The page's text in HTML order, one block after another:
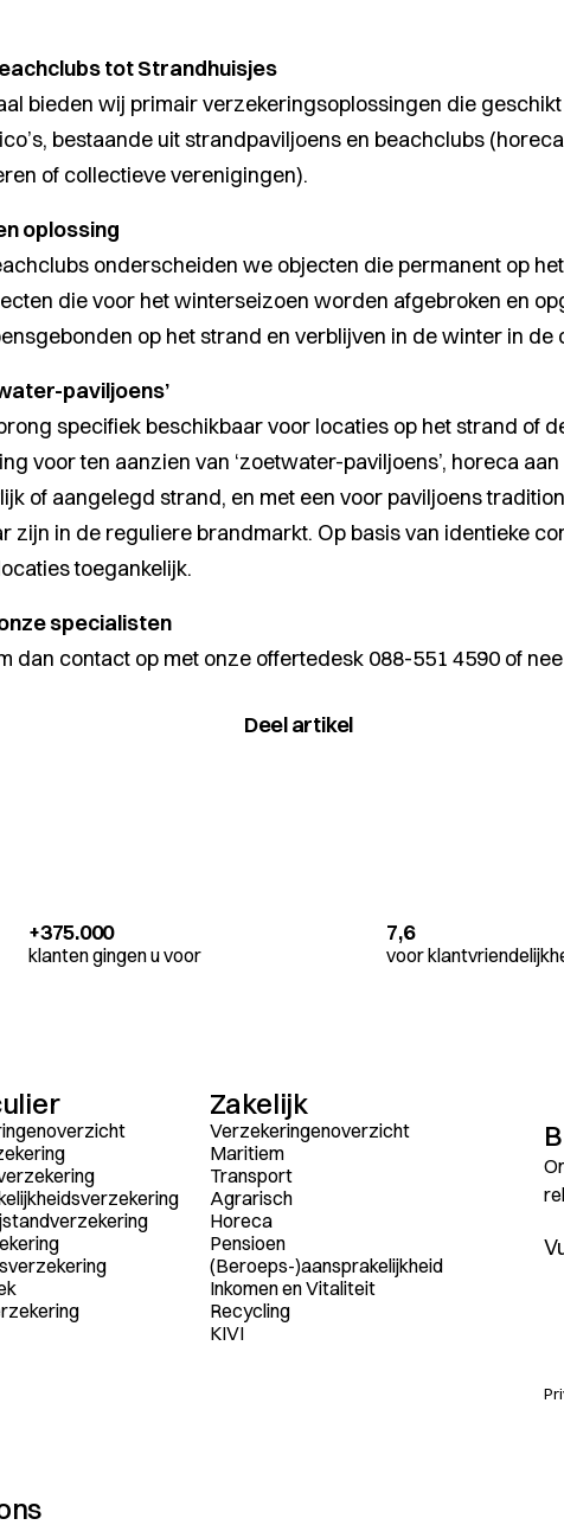
tot Strandhuisjes
bieden wij primair verzekeringsoplossingen die geschikt
bestaande uit strandpaviljoens en beachclubs
of collectieve verenigingen).
oplossing
onderscheiden we objecten die permanent op
die voor het winterseizoen worden afgebroken en
op het strand en verblijven in de winter in de
paviljoens’
specifiek beschikbaar voor locaties op het strand of
voor ten aanzien van ‘zoetwater-paviljoens’, horeca
of aangelegd strand, en met een voor paviljoens
zijn in de reguliere brandmarkt. Op basis van identieke
toegankelijk.
specialisten
dan contact op met onze offertedesk 088-551 4590 of
Deel artikel
+375.000
klanten gingen u voor
7,6
voor
Zakelijk
Verzekeringenoverzicht
Maritiem
Transport
Agrarisch
Horeca
Pensioen
(Beroeps-)aansprakelijkheid
Inkomen en Vitaliteit
Recycling
KIVI